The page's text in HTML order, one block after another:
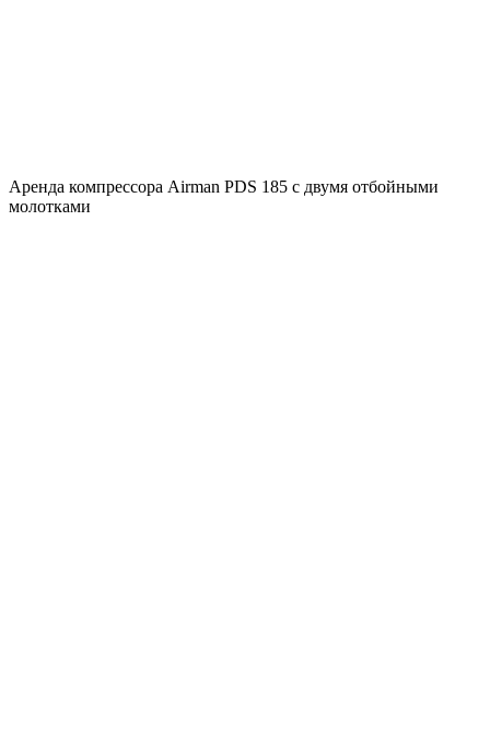
Аренда компрессора Airman PDS 185 с двумя отбойными
молотками